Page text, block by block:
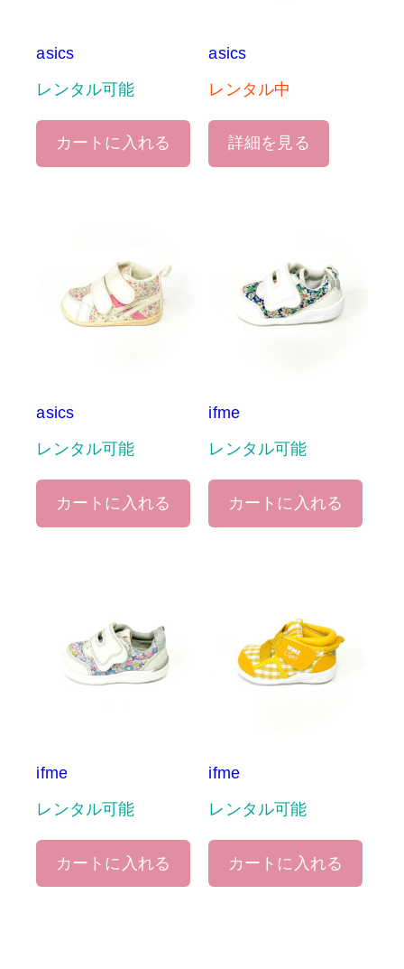
asics
レンタル可能
カートに入れる
asics
レンタル中
詳細を見る
asics
レンタル可能
カートに入れる
ifme
レンタル可能
カートに入れる
ifme
レンタル可能
カートに入れる
ifme
レンタル可能
カートに入れる